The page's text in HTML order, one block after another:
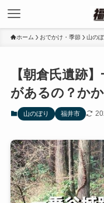
ホーム おでかけ・季節 山のぼ
【朝倉氏遺跡
があるの？か
山のぼり 福井市